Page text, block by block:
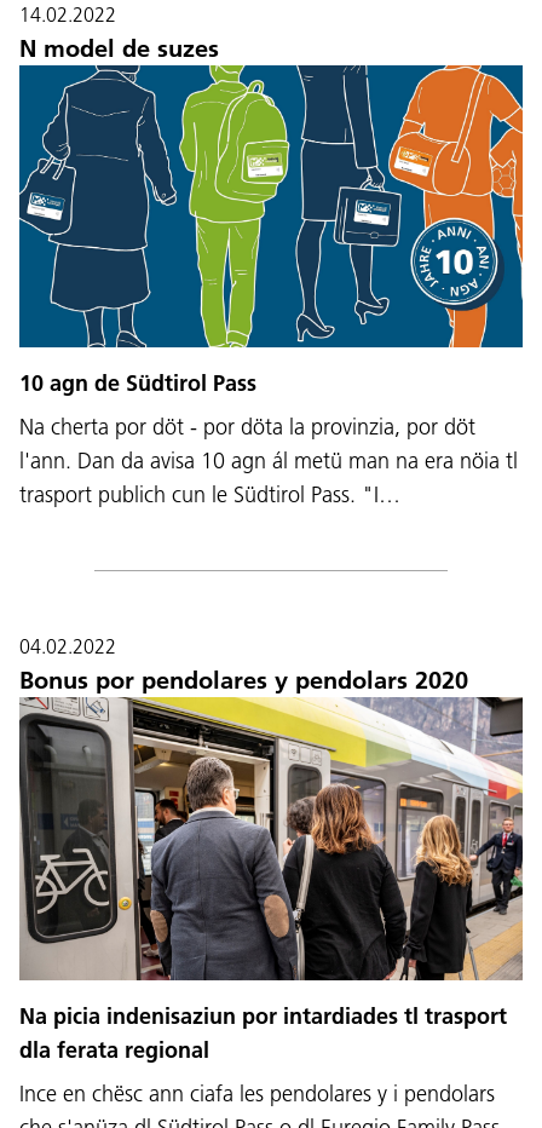
14.02.2022
N model de suzes
10 agn de Südtirol Pass
Na cherta por döt - por döta la provinzia, por döt
l'ann. Dan da avisa 10 agn ál metü man na era nöia tl
trasport publich cun le Südtirol Pass. "I…
04.02.2022
Bonus por pendolares y pendolars 2020
Na picia indenisaziun por intardiades tl trasport
dla ferata regional
Ince en chësc ann ciafa les pendolares y i pendolars